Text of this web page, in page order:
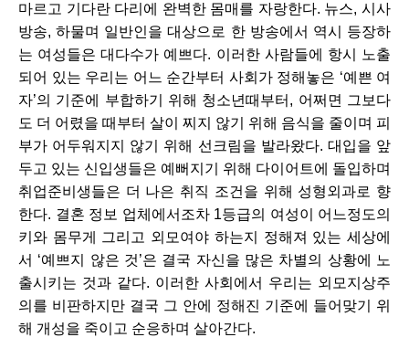
마르고 기다란 다리에 완벽한 몸매를 자랑한다. 뉴스, 시사
방송, 하물며 일반인을 대상으로 한 방송에서 역시 등장하
는 여성들은 대다수가 예쁘다. 이러한 사람들에 항시 노출
되어 있는 우리는 어느 순간부터 사회가 정해놓은 ‘예쁜 여
자’의 기준에 부합하기 위해 청소년때부터, 어쩌면 그보다
도 더 어렸을 때부터 살이 찌지 않기 위해 음식을 줄이며 피
부가 어두워지지 않기 위해 선크림을 발라왔다. 대입을 앞
두고 있는 신입생들은 예뻐지기 위해 다이어트에 돌입하며
취업준비생들은 더 나은 취직 조건을 위해 성형외과로 향
한다. 결혼 정보 업체에서조차 1등급의 여성이 어느정도의
키와 몸무게 그리고 외모여야 하는지 정해져 있는 세상에
서 ‘예쁘지 않은 것’은 결국 자신을 많은 차별의 상황에 노
출시키는 것과 같다. 이러한 사회에서 우리는 외모지상주
의를 비판하지만 결국 그 안에 정해진 기준에 들어맞기 위
해 개성을 죽이고 순응하며 살아간다.